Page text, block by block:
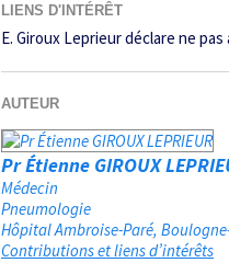
LIENS D'INTÉRÊT
E. Giroux Leprieur déclare ne
AUTEUR
Pr Étienne GIROUX
Médecin
Pneumologie
Hôpital Ambroise-Paré
Contributions et liens d’intérêts